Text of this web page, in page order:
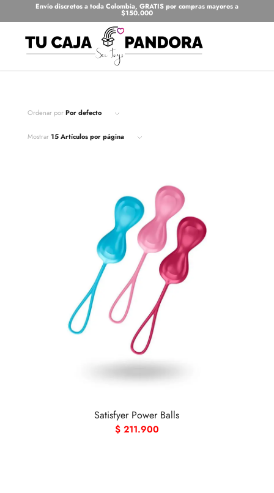
Envío discretos a toda Colombia, GRATIS por compras mayores a
$150.000
Ordenar porPor defecto
Mostrar15 Artículos por página
Satisfyer Power Balls
$211.900